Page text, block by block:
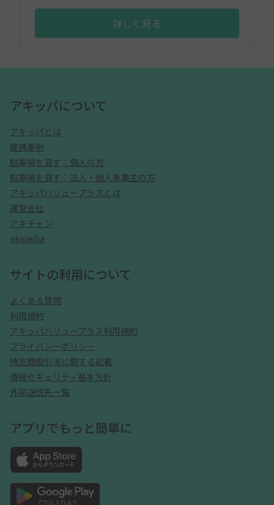
詳しく見る
アキッパについて
アキッパとは
提携事例
駐車場を貸す：個人の方
駐車場を貸す：法人・個人事業主の方
アキッパバリュープラスとは
運営会社
アキチャン
akipedia
サイトの利用について
よくある質問
利用規約
アキッパバリュープラス利用規約
プライバシーポリシー
特定商取引法に関する記載
情報セキュリティ基本方針
外部送信先一覧
アプリでもっと簡単に